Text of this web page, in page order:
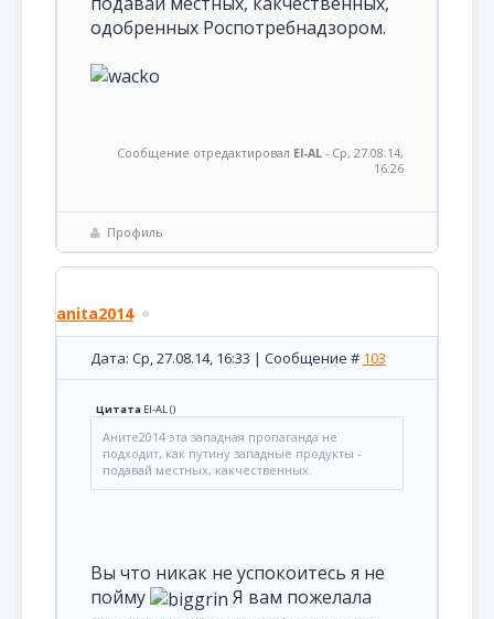
одобренных Роспотребнадзором.
Сообщение отредактировал El-AL - Ср, 27.08.14,
16:26
Профиль
anita2014
Дата: Ср, 27.08.14, 16:33 | Сообщение # 103
Цитата El-AL()
Аните2014 эта западная пропаганда не
подходит, как путину западные продукты -
подавай местных, какчественных.
Вы что никак не успокоитесь я не
пойму
Я вам пожелала